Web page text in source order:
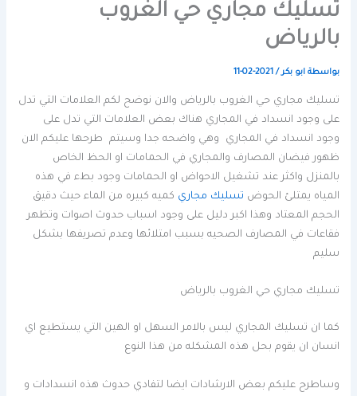
تسليك مجاري حي الغروب
بالرياض
بواسطة ابو بكر/
2021-02-11
تسليك مجاري حي الغروب بالرياض والان نوضح لكم العلامات التي تدل
على وجود انسداد في المجاري هناك بعض العلامات التي تدل على
وجود انسداد في المجاري وهي واضحه جدا وسيتم طرحها عليكم الان
ظهور فيضان المصارف والمجاري في الحمامات او الحظ الخاص
بالمنزل واكثر عند تشغيل الاحواض او الحمامات وجود بطء في هذه
المياه يمتلئ الحوض تسليك مجاري كميه كبيره من الماء حيث دقيق
الحجم المعتاد وهذا اكبر دليل على وجود اسباب حدوث اصوات وتظهر
فقاعات في المصارف الصحيه بسبب امتلائها وعدم تصريفها بشكل
سليم
تسليك مجاري حي الغروب بالرياض
كما ان تسليك المجاري ليس بالامر السهل او الهين التي يستطيع اي
انسان ان يقوم بحل هذه المشكله من هذا النوع
وساطرح عليكم بعض الارشادات ايضا لتفادي حدوث هذه انسدادات و